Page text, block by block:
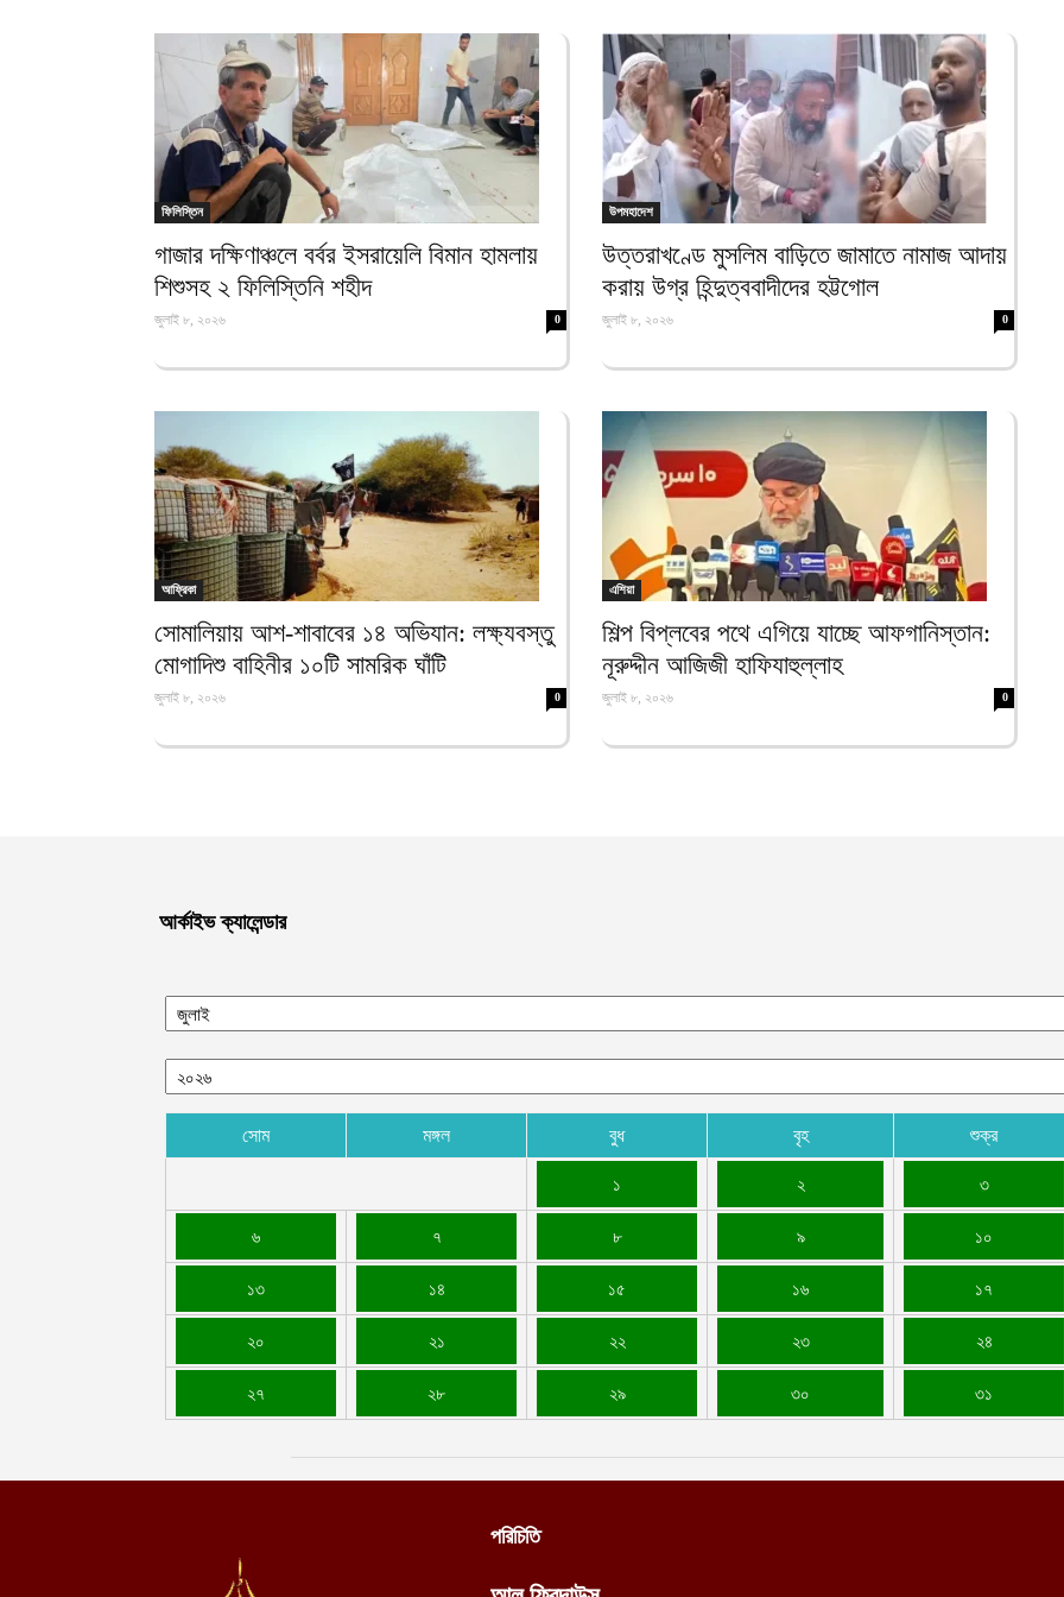
ফিলিস্তিন
গাজার দক্ষিণাঞ্চলে বর্বর ইসরায়েলি বিমান হামলায়
শিশুসহ ২ ফিলিস্তিনি শহীদ
জুলাই ৮, ২০২৬ 0
উপমহাদেশ
উত্তরাখণ্ডে মুসলিম বাড়িতে জামাতে নামাজ আদায়
করায় উগ্র হিন্দুত্ববাদীদের হট্টগোল
জুলাই ৮, ২০২৬ 0
আফ্রিকা
সোমালিয়ায় আশ-শাবাবের ১৪ অভিযান: লক্ষ্যবস্তু
মোগাদিশু বাহিনীর ১০টি সামরিক ঘাঁটি
জুলাই ৮, ২০২৬ 0
এশিয়া
শিল্প বিপ্লবের পথে এগিয়ে যাচ্ছে আফগানিস্তান:
নূরুদ্দীন আজিজী হাফিযাহুল্লাহ
জুলাই ৮, ২০২৬ 0
আর্কাইভ ক্যালেন্ডার
সোম মঙ্গল বুধ বৃহ শুক্র
১ ২ ৩
৬ ৭ ৮ ৯ ১০
১৩ ১৪ ১৫ ১৬ ১৭
২০ ২১ ২২ ২৩ ২৪
২৭ ২৮ ২৯ ৩০ ৩১
পরিচিতি